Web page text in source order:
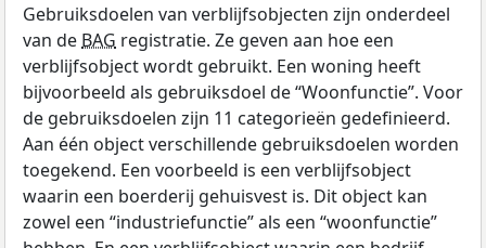
Gebruiksdoelen van verblijfsobjecten zijn onderdeel
van de BAG registratie. Ze geven aan hoe een
verblijfsobject wordt gebruikt. Een woning heeft
bijvoorbeeld als gebruiksdoel de “Woonfunctie”. Voor
de gebruiksdoelen zijn 11 categorieën gedefinieerd.
Aan één object verschillende gebruiksdoelen worden
toegekend. Een voorbeeld is een verblijfsobject
waarin een boerderij gehuisvest is. Dit object kan
zowel een “industriefunctie” als een “woonfunctie”